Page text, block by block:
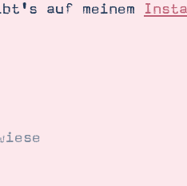
auf meinem